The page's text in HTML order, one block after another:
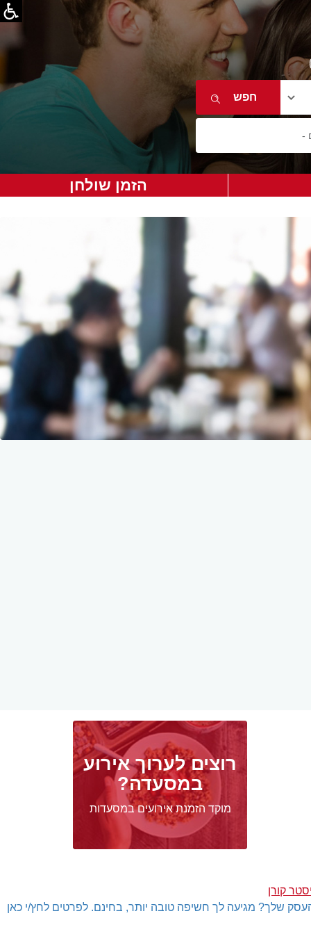
הזמן שולחן
רוצים לערוך אירוע
במסעדה?
מוקד הזמנת אירועים במסעדות
שלך? מגיעה לך חשיפה טובה יותר, בחינם. לפרטים לחץ/י כאן